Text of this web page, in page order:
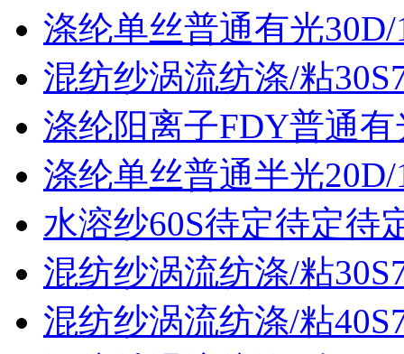
涤纶单丝普通有光30D/
混纺纱涡流纺涤/粘
涤纶阳离子FDY普通有
涤纶单丝普通半光20D/
水溶纱60S待定待定待
混纺纱涡流纺涤/粘
混纺纱涡流纺涤/粘